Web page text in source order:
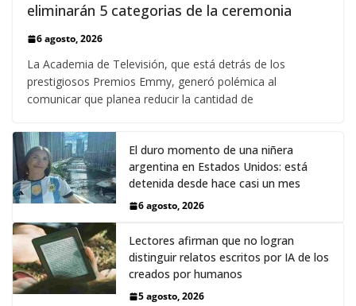
eliminarán 5 categorias de la ceremonia
6 agosto, 2026
La Academia de Televisión, que está detrás de los
prestigiosos Premios Emmy, generó polémica al
comunicar que planea reducir la cantidad de
El duro momento de una niñera
argentina en Estados Unidos: está
detenida desde hace casi un mes
6 agosto, 2026
Lectores afirman que no logran
distinguir relatos escritos por IA de los
creados por humanos
5 agosto, 2026